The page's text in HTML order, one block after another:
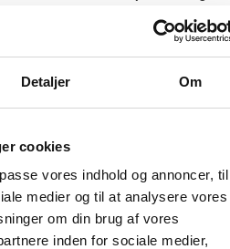
Detaljer Om
cookies
vores indhold og annoncer,
medier og til at analysere vores
om din brug af vores
inden for sociale medier,
för att verkligen nå dessa